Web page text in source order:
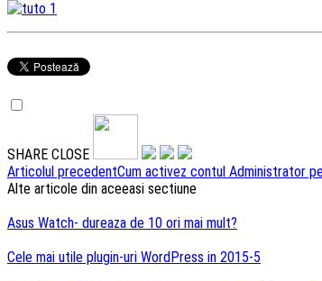
SHARE CLOSE
Navigare
articole
Articolul precedentCum activez contul Administrator
Alte articole din aceeasi sectiune
Asus Watch- dureaza de 10 ori mai mult?
Cele mai utile plugin-uri WordPress in 2015-5